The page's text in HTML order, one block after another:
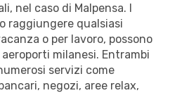
nel caso di Malpensa. I
raggiungere qualsiasi
o per lavoro, possono
milanesi. Entrambi
servizi come
negozi, aree relax,